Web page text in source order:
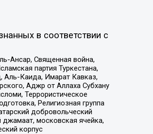
в соответствии с
Ансар, Священная война,
партия Туркестана,
Каида, Имарат Кавказ,
Аджр от Аллаха Субхану
Террористическое
Религиозная группа
добровольческий
московская ячейка,
корпус